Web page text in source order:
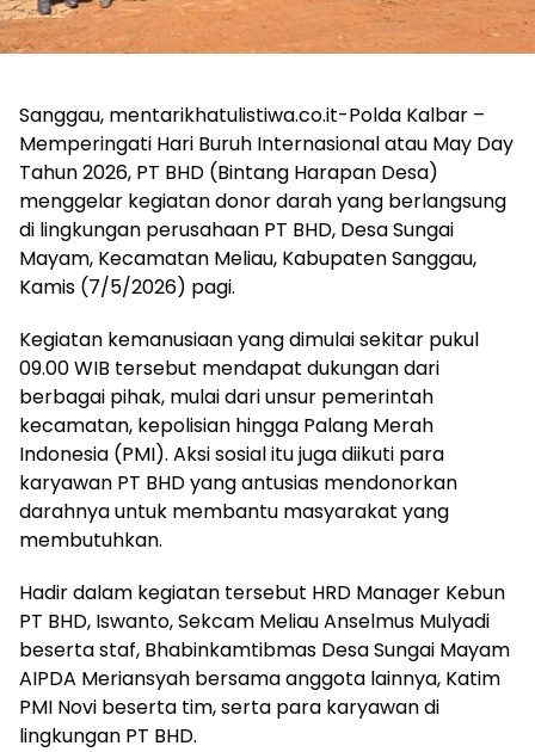
Sanggau, mentarikhatulistiwa.co.it-Polda Kalbar –
Memperingati Hari Buruh Internasional atau May Day
Tahun 2026, PT BHD (Bintang Harapan Desa)
menggelar kegiatan donor darah yang berlangsung
di lingkungan perusahaan PT BHD, Desa Sungai
Mayam, Kecamatan Meliau, Kabupaten Sanggau,
Kamis (7/5/2026) pagi.
Kegiatan kemanusiaan yang dimulai sekitar pukul
09.00 WIB tersebut mendapat dukungan dari
berbagai pihak, mulai dari unsur pemerintah
kecamatan, kepolisian hingga Palang Merah
Indonesia (PMI). Aksi sosial itu juga diikuti para
karyawan PT BHD yang antusias mendonorkan
darahnya untuk membantu masyarakat yang
membutuhkan.
Hadir dalam kegiatan tersebut HRD Manager Kebun
PT BHD, Iswanto, Sekcam Meliau Anselmus Mulyadi
beserta staf, Bhabinkamtibmas Desa Sungai Mayam
AIPDA Meriansyah bersama anggota lainnya, Katim
PMI Novi beserta tim, serta para karyawan di
lingkungan PT BHD.